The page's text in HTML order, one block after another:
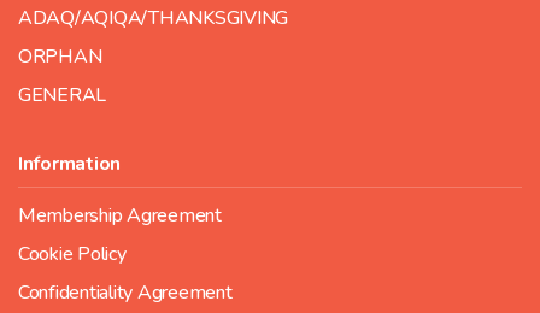
ADAQ/AQIQA/THANKSGIVING
ORPHAN
GENERAL
Information
Membership Agreement
Cookie Policy
Confidentiality Agreement